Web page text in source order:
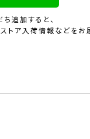
追加すると、
トア入荷情報などをお